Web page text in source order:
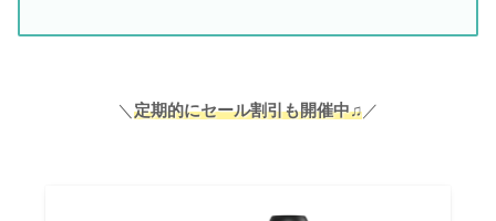
＼ 定期的にセール割引も開催中♫／